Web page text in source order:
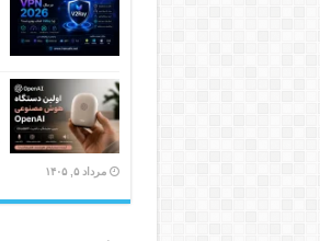
مرداد ۵, ۱۴۰۵